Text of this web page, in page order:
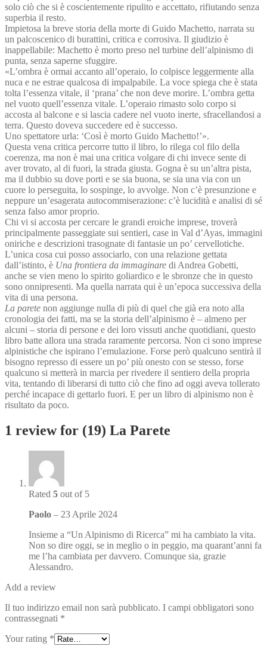
solo ciò che si è coscientemente ripulito e accettato, rifiutando senza
superbia il resto.
Impietosa la breve storia della morte di Guido Machetto, narrata su
un palcoscenico di burattini, critica e corrosiva. Il giudizio è
inappellabile: Machetto è morto preso nel turbine dell’alpinismo di
punta, senza saperne sfuggire.
«L’ombra è ormai accanto all’operaio, lo colpisce leggermente alla
nuca e ne estrae qualcosa di impalpabile. La voce spiega che è stata
tolta l’essenza vitale, il ‘prana’ che non deve morire. L’ombra getta
nel vuoto quell’essenza vitale. L’operaio rimasto solo corpo si
accosta al balcone e si lascia cadere nel vuoto inerte, sfracellandosi a
terra. Questo doveva succedere ed è successo.
Uno spettatore urla: ‘Così è morto Guido Machetto!’».
Questa vena critica percorre tutto il libro, lo rilega col filo della
coerenza, ma non è mai una critica volgare di chi invece sente di
aver trovato, al di fuori, la strada giusta. Gogna è su un’altra pista,
ma il dubbio su dove porti e se sia buona, se sia una via con un
cuore lo perseguita, lo sospinge, lo avvolge. Non c’è presunzione e
neppure un’esagerata autocommiserazione: c’è lucidità e analisi di sé
senza falso amor proprio.
Chi vi si accosta per cercare le grandi eroiche imprese, troverà
principalmente passeggiate sui sentieri, case in Val d’Ayas, immagini
oniriche e descrizioni trasognate di fantasie un po’ cervellotiche.
L’unica cosa cui posso associarlo, con una relazione gettata
dall’istinto, è Una frontiera da immaginare di Andrea Gobetti,
anche se vien meno lo spirito goliardico e le sbronze che in questo
sono onnipresenti. Ma quella narrata qui è un’epoca successiva della
vita di una persona.
La parete non aggiunge nulla di più di quel che già era noto alla
cronologia dei fatti, ma se la storia dell’alpinismo è – almeno per
alcuni – storia di persone e dei loro vissuti anche quotidiani, questo
libro batte allora una strada raramente percorsa. Non ci sono imprese
alpinistiche che ispirano l’emulazione. Forse però qualcuno sentirà il
bisogno represso di essere un po’ più onesto con se stesso, forse
qualcuno si metterà in marcia per rivedere il sentiero della propria
vita, tentando di liberarsi di tutto ciò che fino ad oggi aveva tollerato
perché incapace di gettarlo fuori. E per un libro di alpinismo non è
risultato da poco.
1 review for (19) La Parete
Rated 5 out of 5
Paolo – 23 Aprile 2024
Insieme a “Un Alpinismo di Ricerca” mi ha cambiato la vita.
Non so dire oggi, se in meglio o in peggio, ma quarant’anni fa
me l’ha cambiata per davvero. Comunque sia, grazie
Alessandro.
Add a review
Il tuo indirizzo email non sarà pubblicato. I campi obbligatori sono
contrassegnati *
Your rating *